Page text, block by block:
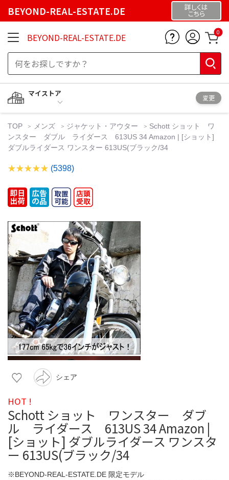
BEYOND-REAL-ESTATE.DE 詳しくは
こちら
BEYOND-REAL-ESTATE.DE 0
マイストア
変更
TOP メンズ ジャケット・アウター
Schott ショット ワ
ンスター ダブル ライダース 613US 34 Amazon | [ショット]
ダブルライダース ワンスター 613US(ブラック/34
(5398)
シェア
HOT !
Schott ショット ワンスター ダブ
ル ライダース 613US 34 Amazon |
[ショット] ダブルライダース ワンスタ
ー 613US(ブラック/34
※BEYOND-REAL-ESTATE.DE 限定モデル